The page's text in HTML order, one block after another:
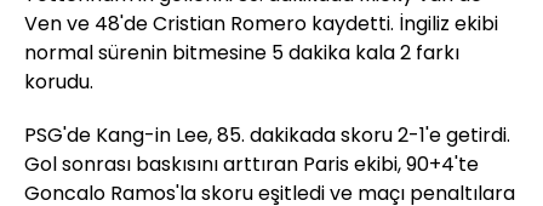
Ven ve 48'de Cristian Romero kaydetti. İngiliz ekibi
normal sürenin bitmesine 5 dakika kala 2 farkı
korudu.
PSG'de Kang-in Lee, 85. dakikada skoru 2-1'e getirdi.
Gol sonrası baskısını arttıran Paris ekibi, 90+4'te
Goncalo Ramos'la skoru eşitledi ve maçı penaltılara